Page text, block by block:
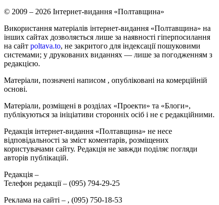
© 2009 – 2026 Інтернет-видання «Полтавщина»
Використання матеріалів інтернет-видання «Полтавщина» на
інших сайтах дозволяється лише за наявності гіперпосилання
на сайт poltava.to, не закритого для індексації пошуковими
системами; у друкованих виданнях — лише за погодженням з
редакцією.
Матеріали, позначені написом , опубліковані на комерційній
основі.
Матеріали, розміщені в розділах «Проекти» та «Блоги»,
публікуються за ініціативи сторонніх осіб і не є редакційними.
Редакція інтернет-видання «Полтавщина» не несе
відповідальності за зміст коментарів, розміщених
користувачами сайту. Редакція не завжди поділяє погляди
авторів публікацій.
Редакція –
Телефон редакції – (095) 794-29-25
Реклама на сайті – , (095) 750-18-53